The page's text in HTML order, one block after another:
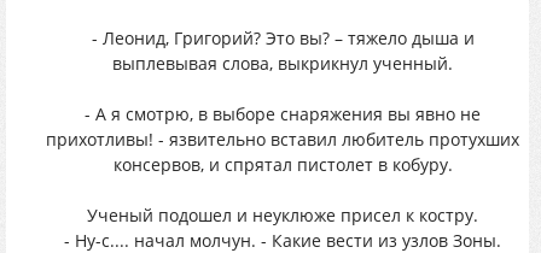
- Леонид, Григорий? Это вы? – тяжело дыша и
выплевывая слова, выкрикнул ученный.
- А я смотрю, в выборе снаряжения вы явно не
прихотливы! - язвительно вставил любитель протухших
консервов, и спрятал пистолет в кобуру.
Ученый подошел и неуклюже присел к костру.
- Ну-с.... начал молчун. - Какие вести из узлов Зоны.